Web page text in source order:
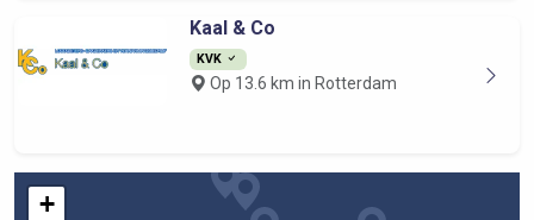
Kaal & Co
KVK
Op 13.6 km in Rotterdam
+